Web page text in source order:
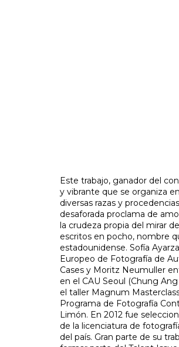
Este trabajo, ganador del
y vibrante que se organiza
diversas razas y
desaforada proclama de
la crudeza propia del mirar
escritos en pocho,
estadounidense. Sofía
Europeo de Fotografía de
Cases y Moritz Neumuller
en el CAU Seoul (Chung
el taller Magnum
Programa de Fotografía
Limón. En 2012 fue
de la licenciatura de
del país. Gran parte de su